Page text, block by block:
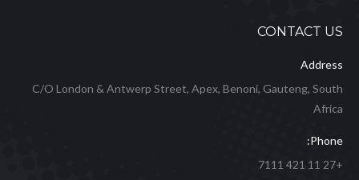
CONTACT US
Address
C/O London & Antwerp Street, Apex, Benoni, Gauteng, South
Africa
Phone:
+27 11 421 7111